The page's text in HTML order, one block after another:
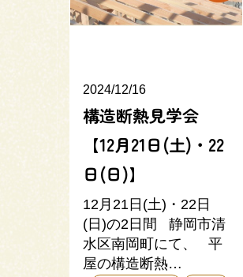
2024/12/16
構造断熱見学会
【12月21日(土)・22
日(日)】
12月21日(土)・22日
(日)の2日間 静岡市清
水区南岡町にて、 平
屋の構造断熱…